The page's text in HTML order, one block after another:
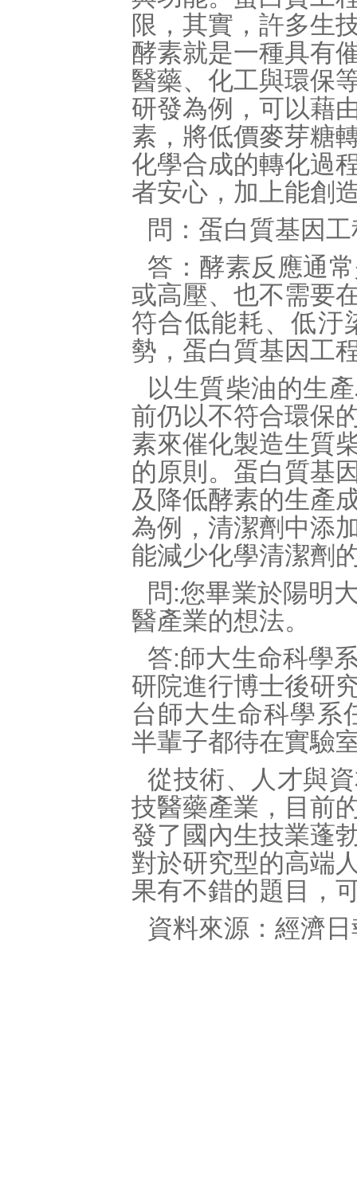
限，其實，許多生
酵素就是一種具有
醫藥、化工與環保
研發為例，可以藉
素，將低價麥芽糖
化學合成的轉化過
者安心，加上能創
問：蛋白質基因
答：酵素反應通
或高壓、也不需要
符合低能耗、低汙
勢，蛋白質基因工
以生質柴油的生
前仍以不符合環保
素來催化製造生質
的原則。蛋白質基
及降低酵素的生產
為例，清潔劑中添
能減少化學清潔劑
問:您畢業於陽明
醫產業的想法。
答:師大生命科學
研院進行博士後研
台師大生命科學系
半輩子都待在實驗
從技術、人才與
技醫藥產業，目前
發了國內生技業蓬
對於研究型的高端
果有不錯的題目，
資料來源：經濟